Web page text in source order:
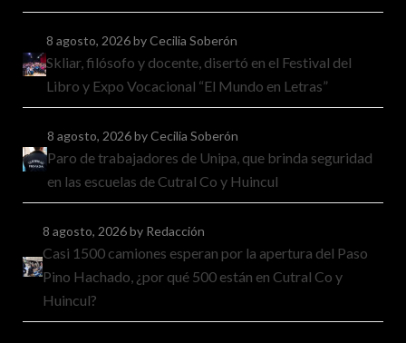
8 agosto, 2026by Cecilia Soberón
Skliar, filósofo y docente, disertó en el Festival del
Libro y Expo Vocacional “El Mundo en Letras”
8 agosto, 2026by Cecilia Soberón
Paro de trabajadores de Unipa, que brinda seguridad
en las escuelas de Cutral Co y Huincul
8 agosto, 2026by Redacción
Casi 1500 camiones esperan por la apertura del Paso
Pino Hachado, ¿por qué 500 están en Cutral Co y
Huincul?